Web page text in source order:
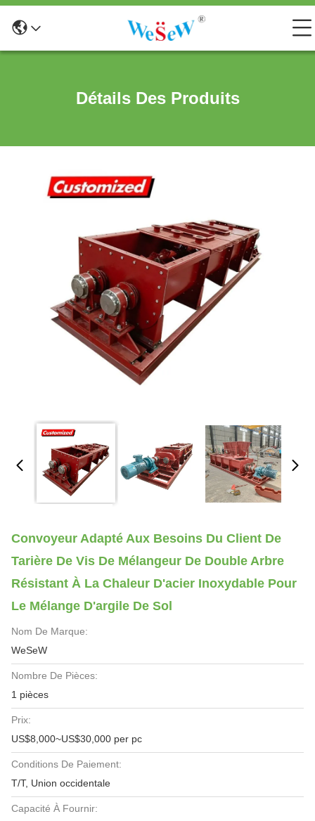
Détails Des Produits
Convoyeur Adapté Aux Besoins Du Client De
Tarière De Vis De Mélangeur De Double Arbre
Résistant À La Chaleur D'acier Inoxydable Pour
Le Mélange D'argile De Sol
Nom De Marque:
WeSeW
Nombre De Pièces:
1 pièces
Prix:
US$8,000~US$30,000 per pc
Conditions De Paiement:
T/T, Union occidentale
Capacité À Fournir: